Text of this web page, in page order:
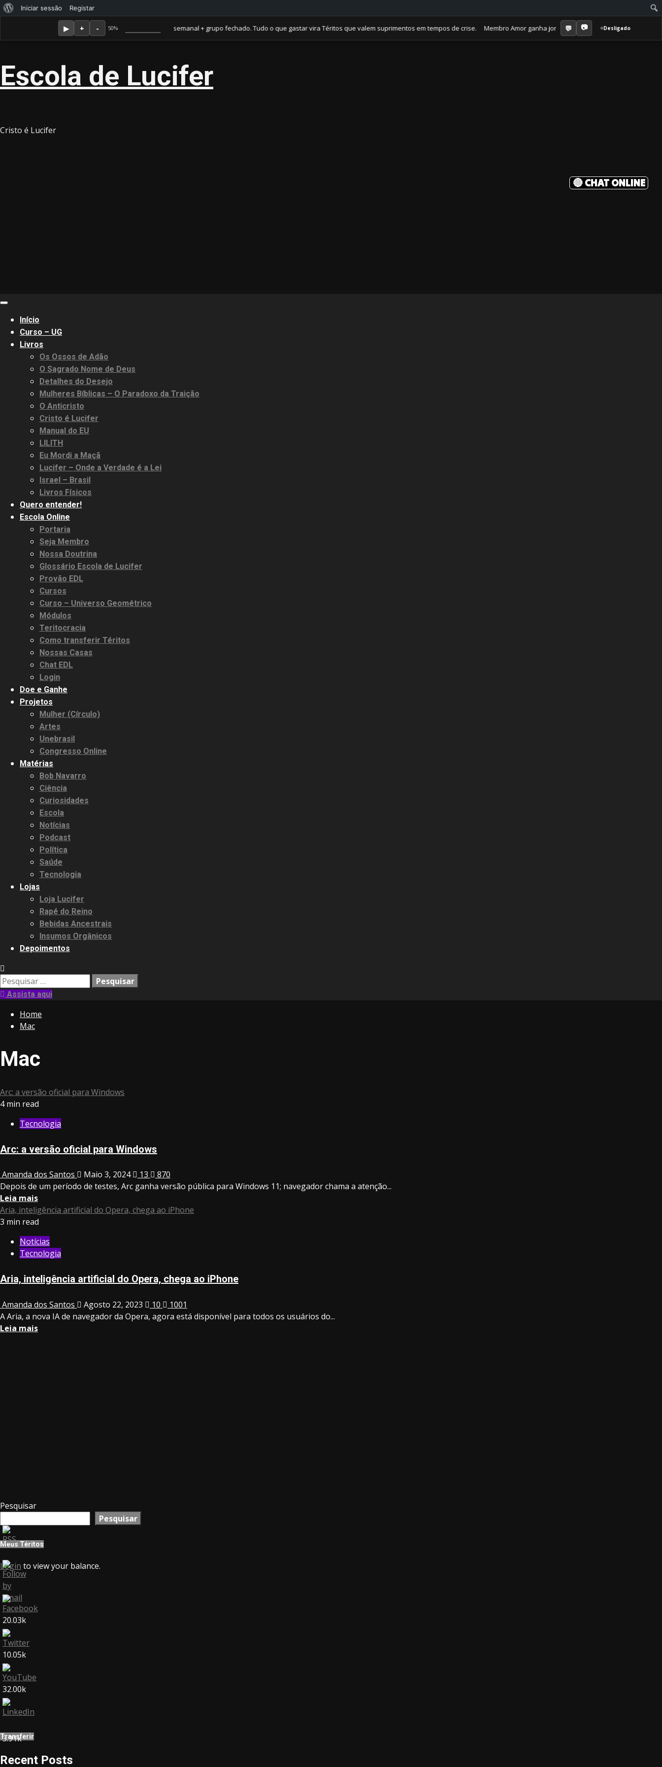
50%
Membro Amor ganha jornal mensal + aula semanal + grupo fechado. Tudo o que gastar vira Téritos que valem suprimentos em tempos de crise. Membro Amor ganha jornal mensal + aula semanal +
Desligado
Sobre
WordPress
Iniciar sessão Registar
Escola de Lucifer
Cristo é Lucifer
🔴 CHAT ONLINE
Primary
MenuInício
Curso – UG
Livros
Os Ossos de Adão
O Sagrado Nome de Deus
Detalhes do Desejo
Mulheres Bíblicas – O Paradoxo da Traição
O Anticristo
Cristo é Lucifer
Manual do EU
LILITH
Eu Mordi a Maçã
Lucifer – Onde a Verdade é a Lei
Israel – Brasil
Livros Físicos
Quero entender!
Escola Online
Portaria
Seja Membro
Nossa Doutrina
Glossário Escola de Lucifer
Provão EDL
Cursos
Curso – Universo Geométrico
Módulos
Teritocracia
Como transferir Téritos
Nossas Casas
Chat EDL
Login
Doe e Ganhe
Projetos
Mulher (Círculo)
Artes
Unebrasil
Congresso Online
Matérias
Bob Navarro
Ciência
Curiosidades
Escola
Notícias
Podcast
Política
Saúde
Tecnologia
Lojas
Loja Lucifer
Rapé do Reino
Bebidas Ancestrais
Insumos Orgânicos
Depoimentos
Pesquisar
por:Assista aqui
Home
Mac
Mac
Arc: a versão oficial para Windows
4 min read
Tecnologia
Arc: a versão oficial para Windows
Amanda dos Santos Maio 3, 2024 13
870
Depois de um período de testes, Arc ganha versão pública para Windows 11; navegador chama a atenção...
Leia mais
Aria, inteligência artificial do Opera, chega ao iPhone
3 min read
Notícias
Tecnologia
Aria, inteligência artificial do Opera, chega ao iPhone
Amanda dos Santos Agosto 22, 2023 10
1001
A Aria, a nova IA de navegador da Opera, agora está disponível para todos os usuários do...
Leia mais
Pesquisar
Pesquisar
20.03k
10.05k
32.00k
3.91k
Meus Téritos
Login to view your balance.
Transferir
Recent Posts